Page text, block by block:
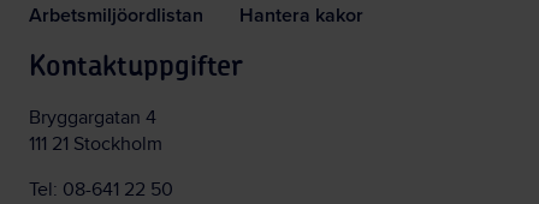
Arbetsmiljöordlistan
Hantera kakor
Kontaktuppgifter
Bryggargatan 4
111 21 Stockholm
Tel: 08-641 22 50